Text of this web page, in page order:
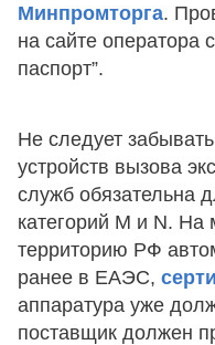
Минпромторга.
на сайте оператора
паспорт”.
Не следует
устройств вызова
служб обязательна
категорий M и N. На
территорию РФ
ранее в ЕАЭС,
аппаратура уже
поставщик должен